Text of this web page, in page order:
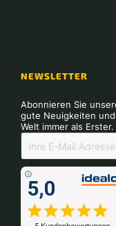
NEWSLETTER
Abonnieren Sie
gute Neuigkeiten
Welt immer als Erster.